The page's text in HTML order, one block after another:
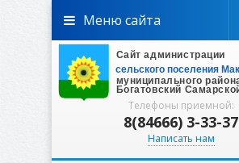
Телефоны приемной:
8(84666) 3-33-37
Написать нам
Меню сайта